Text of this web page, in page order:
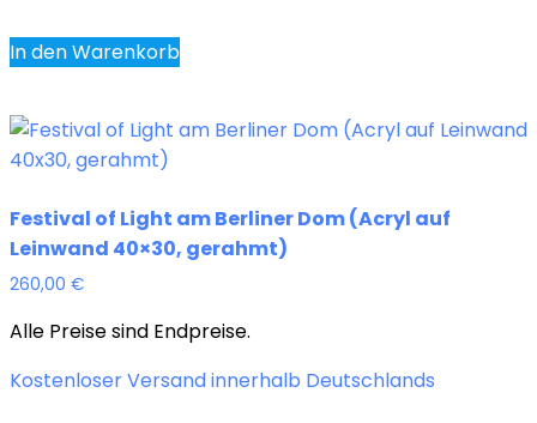
In den Warenkorb
Festival of Light am Berliner Dom (Acryl auf
Leinwand 40×30, gerahmt)
260,00 €
Alle Preise sind Endpreise.
Kostenloser Versand innerhalb Deutschlands